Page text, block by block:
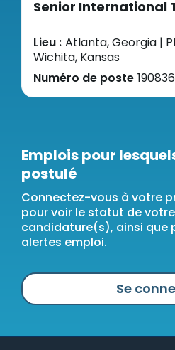
Senior International
Lieu : Atlanta, Georgia |
Wichita, Kansas
Numéro de poste 190836
Emplois pour
postulé
Connectez-vous à votre
pour voir le statut de
candidature(s), ainsi que
alertes emploi.
Se